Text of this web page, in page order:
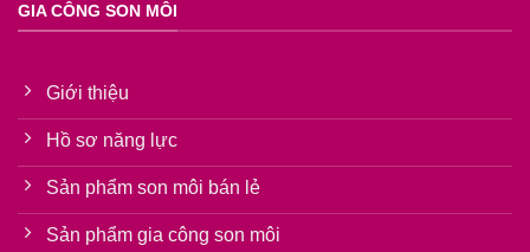
GIA CÔNG SON MÔI
Giới thiệu
Hồ sơ năng lực
Sản phẩm son môi bán lẻ
Sản phẩm gia công son môi